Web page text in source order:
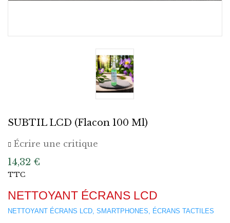
SUBTIL LCD (Flacon 100 Ml)
Écrire une critique
14,32 €
TTC
NETTOYANT ÉCRANS LCD
NETTOYANT ÉCRANS LCD, SMARTPHONES, ÉCRANS TACTILES